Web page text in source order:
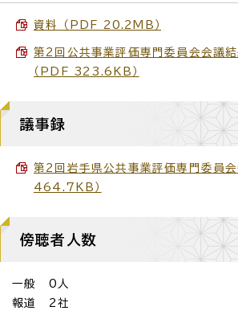
資料 （PDF 20.2MB）
第2回公共事業評価専門委員会会議結
（PDF 323.6KB）
議事録
第2回岩手県公共事業評価専門委員
464.7KB）
傍聴者人数
一般 0人
報道 2社